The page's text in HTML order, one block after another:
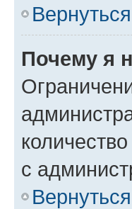
Почему я
с